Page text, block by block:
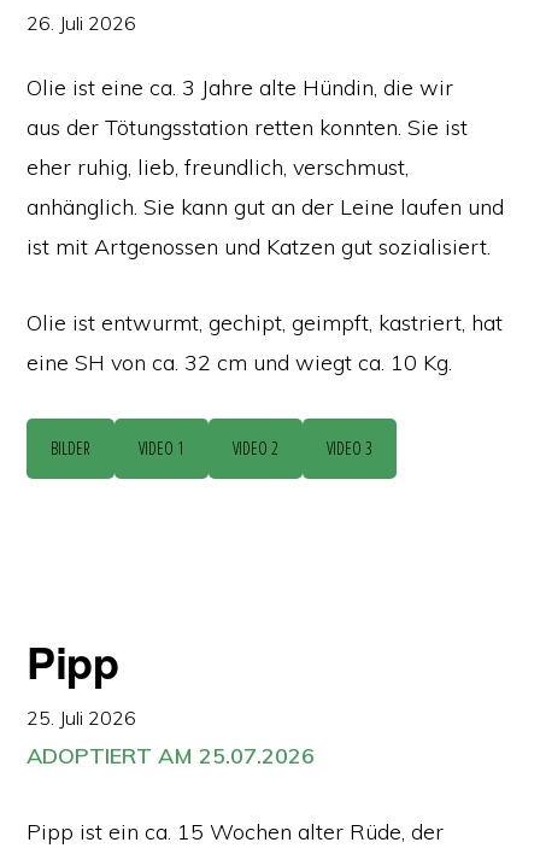
26. Juli 2026
Olie ist eine ca. 3 Jahre alte Hündin, die wir
aus der Tötungsstation retten konnten. Sie ist
eher ruhig, lieb, freundlich, verschmust,
anhänglich. Sie kann gut an der Leine laufen und
ist mit Artgenossen und Katzen gut sozialisiert.
Olie ist entwurmt, gechipt, geimpft, kastriert, hat
eine SH von ca. 32 cm und wiegt ca. 10 Kg.
BILDER VIDEO 1 VIDEO 2 VIDEO 3
Pipp
25. Juli 2026
ADOPTIERT AM 25.07.2026
Pipp ist ein ca. 15 Wochen alter Rüde, der